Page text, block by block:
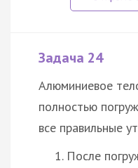
Задача 24
Алюминиевое
полностью
все правильные
После